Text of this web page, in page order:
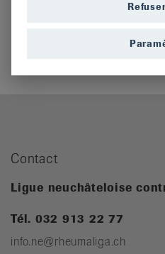
Responsables de cours
Contact
Ligue neuchâteloise
Tél. 032 913 22 77
info.ne@rheumaliga.ch